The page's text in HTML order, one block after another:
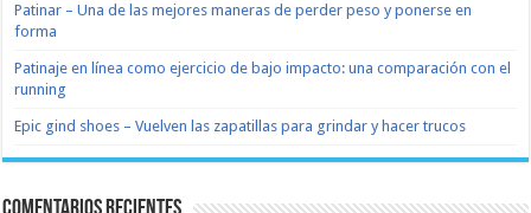
Patinar – Una de las mejores maneras de perder peso y ponerse en
forma
Patinaje en línea como ejercicio de bajo impacto: una comparación con el
running
Epic gind shoes – Vuelven las zapatillas para grindar y hacer trucos